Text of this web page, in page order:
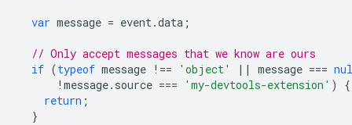
var message = event.data ;
// Only accept messages that we know are ours
if (typeof message !== 'object' || message ===
! message. source === 'my-devtools-extension' )
{
return ;
}